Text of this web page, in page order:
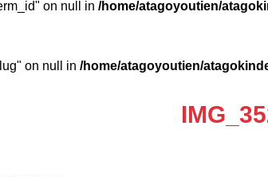
on null in /home/atagoyoutien/
on null in /home/atagoyoutien/